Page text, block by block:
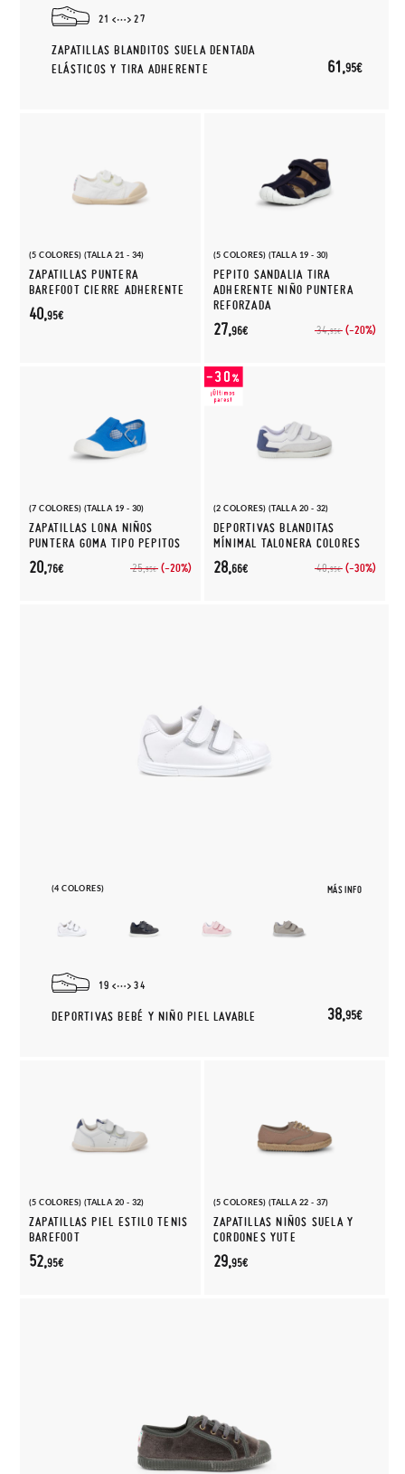
21 27
ZAPATILLAS BLANDITOS SUELA DENTADA
ELÁSTICOS Y TIRA ADHERENTE
61,95€
(5 COLORES) (TALLA 21 - 34)
ZAPATILLAS PUNTERA
BAREFOOT CIERRE ADHERENTE
40,95€
(5 COLORES) (TALLA 19 - 30)
PEPITO SANDALIA TIRA
ADHERENTE NIÑO PUNTERA
REFORZADA
34,95€ (-20%)
27,96€
(7 COLORES) (TALLA 19 - 30)
ZAPATILLAS LONA NIÑOS
PUNTERA GOMA TIPO PEPITOS
25,95€ (-20%)
20,76€
(2 COLORES) (TALLA 20 - 32)
DEPORTIVAS BLANDITAS
MÍNIMAL TALONERA COLORES
40,95€ (-30%)
28,66€
(4 COLORES) MÁS INFO
19 34
DEPORTIVAS BEBÉ Y NIÑO PIEL LAVABLE 38,95€
(5 COLORES) (TALLA 20 - 32)
ZAPATILLAS PIEL ESTILO TENIS
BAREFOOT
52,95€
(5 COLORES) (TALLA 22 - 37)
ZAPATILLAS NIÑOS SUELA Y
CORDONES YUTE
29,95€